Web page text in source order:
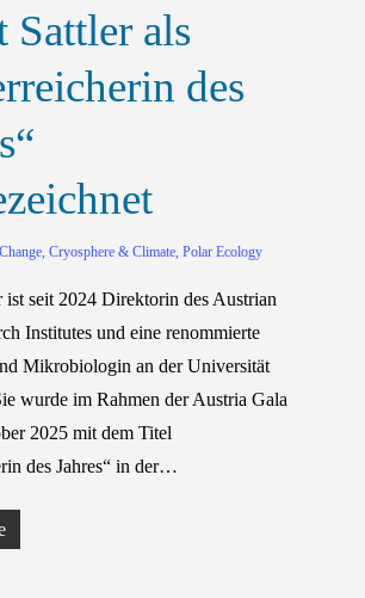
als
des
Cryosphere & Climate Polar Ecology
seit 2024 Direktorin des Austrian
Institutes und eine renommierte
Mikrobiologin an der Universität
wurde im Rahmen der Austria Gala
2025 mit dem Titel
des Jahres“ in der…